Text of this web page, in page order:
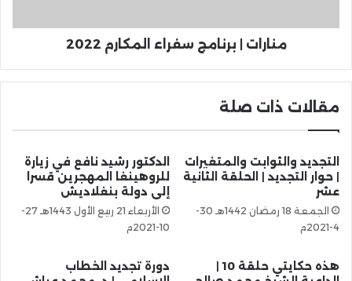
منارات | برنامج سفراء المكارم 2022
مقالات ذات صلة
التجديد والثوابت والمتغيرات
| حوار التجديد | الحلقة الثانية
عشر
الجمعة 18 رمضان 1442هـ 30-
4-2021م
الدكتور رشيد نافع في زيارة
للروهينغا المهجرين قسرا
إلى دولة بنغلاديش
الأربعاء 21 ربيع الأول 1443هـ 27-
10-2021م
هذه حكايتي حلقة 10 |
دورة تجديد الخطاب